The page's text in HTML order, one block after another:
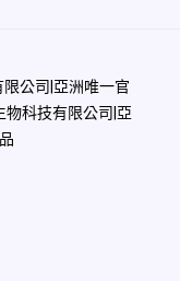
公司|亞洲唯一官
物科技有限公司|亞